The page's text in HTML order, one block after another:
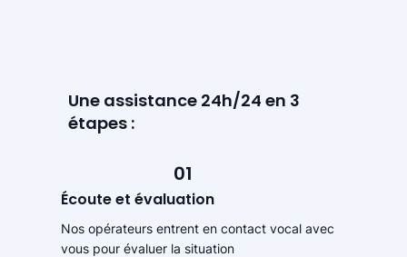
Une assistance 24h/24 en 3
étapes :
01
Écoute et évaluation
Nos opérateurs entrent en contact vocal avec
vous pour évaluer la situation